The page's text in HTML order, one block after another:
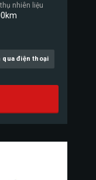
nhiên liệu
qua điện thoại